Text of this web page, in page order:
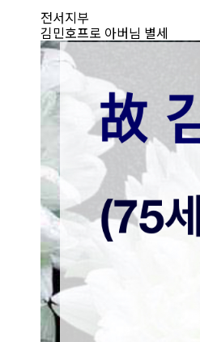
전서지부
김민호프로 아버님 별세